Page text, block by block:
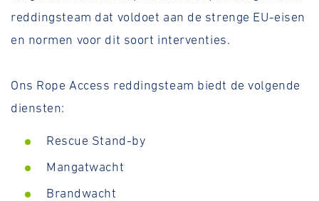
reddingsteam dat voldoet aan de strenge EU-eisen
en normen voor dit soort interventies.
Ons Rope Access reddingsteam biedt de volgende
diensten:
Rescue Stand-by
Mangatwacht
Brandwacht